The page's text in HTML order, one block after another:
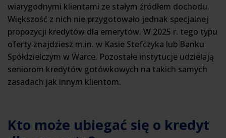
wiarygodnymi klientami ze stałym źródłem dochodu.
Większość z nich nie przygotowało jednak specjalnej
propozycji kredytów dla emerytów. W 2025 r. tego typu
oferty znajdziesz m.in. w Kasie Stefczyka lub Banku
Spółdzielczym w Warce. Pozostałe instytucje udzielają
seniorom kredytów gotówkowych na takich samych
zasadach jak innym klientom.
Kto może ubiegać się o kredyt